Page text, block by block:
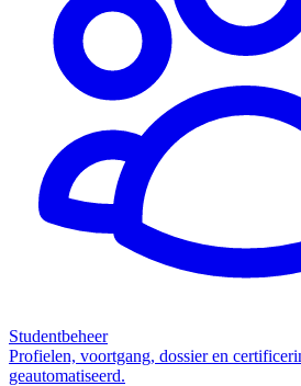
Studentbeheer
Profielen, voortgang, dossier en
geautomatiseerd.